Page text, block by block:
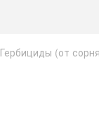
Гербициды (от